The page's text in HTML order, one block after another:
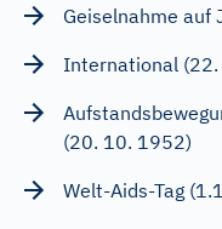
Geiselnahme auf
International
(20. 10. 1952)
Welt-Aids-Tag